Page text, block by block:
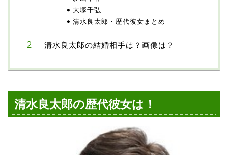
大塚千弘
清水良太郎・歴代彼女まとめ
清水良太郎の結婚相手は？画像は？
清水良太郎の歴代彼女は！